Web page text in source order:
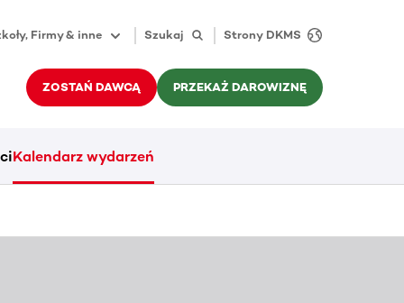
Firmy & inne Szukaj Strony DKMS
ZOSTAŃ DAWCĄ PRZEKAŻ DAROWIZNĘ
Kalendarz wydarzeń